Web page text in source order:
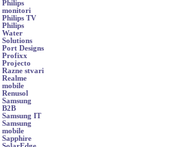
Philips
monitori
Philips TV
Philips
Water
Solutions
Port Designs
Profixx
Projecto
Razne stvari
Realme
mobile
Renusol
Samsung
B2B
Samsung IT
Samsung
mobile
Sapphire